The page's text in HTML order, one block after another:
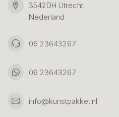
3542DH Utrecht
Nederland
06 23643267
06 23643267
info@kunstpakket.nl